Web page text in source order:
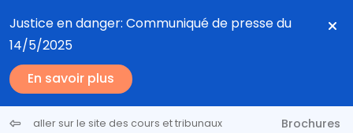
Justice en danger: Communiqué de presse du
14/5/2025
En savoir plus
aller sur le site des cours et tribunaux Brochures